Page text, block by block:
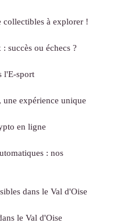
collectibles à explorer !
succès ou échecs ?
l'E-sport
expérience unique
en ligne
: nos
dans le Val d'Oise
le Val d'Oise